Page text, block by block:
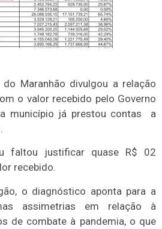
Maranhão divulgou a relação
o valor recebido pelo Governo
município já prestou contas a
faltou justificar quase R$ 02
recebido.
o diagnóstico aponta para a
assimetrias em relação à
de combate à pandemia, o que